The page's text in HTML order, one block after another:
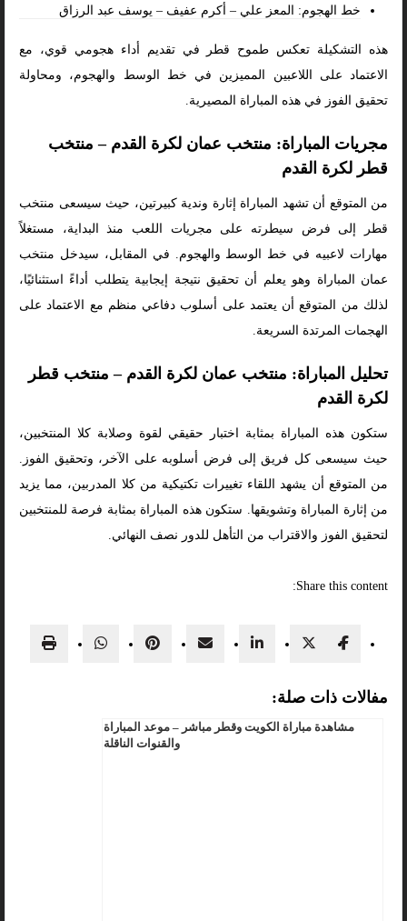
خط الهجوم: المعز علي – أكرم عفيف – يوسف عبد الرزاق
هذه التشكيلة تعكس طموح قطر في تقديم أداء هجومي قوي، مع
الاعتماد على اللاعبين المميزين في خط الوسط والهجوم، ومحاولة
تحقيق الفوز في هذه المباراة المصيرية.
مجريات المباراة: منتخب عمان لكرة القدم – منتخب
قطر لكرة القدم
من المتوقع أن تشهد المباراة إثارة وندية كبيرتين، حيث سيسعى منتخب
قطر إلى فرض سيطرته على مجريات اللعب منذ البداية، مستغلاً
مهارات لاعبيه في خط الوسط والهجوم. في المقابل، سيدخل منتخب
عمان المباراة وهو يعلم أن تحقيق نتيجة إيجابية يتطلب أداءً استثنائيًا،
لذلك من المتوقع أن يعتمد على أسلوب دفاعي منظم مع الاعتماد على
الهجمات المرتدة السريعة.
تحليل المباراة: منتخب عمان لكرة القدم – منتخب قطر
لكرة القدم
ستكون هذه المباراة بمثابة اختبار حقيقي لقوة وصلابة كلا المنتخبين،
حيث سيسعى كل فريق إلى فرض أسلوبه على الآخر، وتحقيق الفوز.
من المتوقع أن يشهد اللقاء تغييرات تكتيكية من كلا المدربين، مما يزيد
من إثارة المباراة وتشويقها. ستكون هذه المباراة بمثابة فرصة للمنتخبين
لتحقيق الفوز والاقتراب من التأهل للدور نصف النهائي.
Share this content:
مفالات ذات صلة:
مشاهدة مباراة الكويت وقطر مباشر – موعد المباراة
والقنوات الناقلة